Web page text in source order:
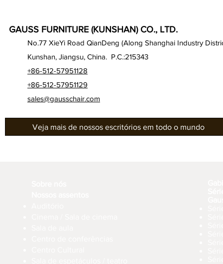
GAUSS FURNITURE (KUNSHAN) CO., LTD.
No.77 XieYi Road QianDeng (Along Shanghai Industry
Kunshan, Jiangsu, China. P.C.:215343
+86-512-57951128
+86-512-57951129
sales@gausschair.com
Veja mais de nossos escritórios em todo o mundo